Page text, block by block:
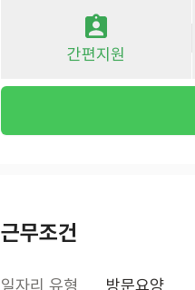
간편지원
근무조건
일자리 유형 방문요양